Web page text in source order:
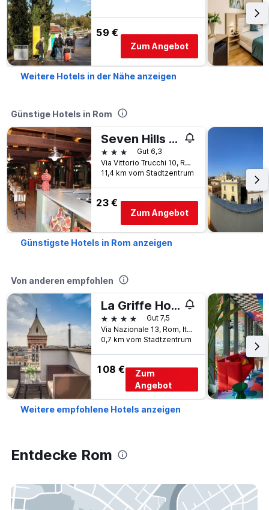
59 €
Zum Angebot
Weitere Hotels in der Nähe anzeigen
Günstige Hotels in Rom
Seven Hills Camping Village
3 SterneGut 6,3
Via Vittorio Trucchi 10, Rom, Italien
11,4 km vom Stadtzentrum
23 €
Zum Angebot
Günstigste Hotels in Rom anzeigen
Von anderen empfohlen
La Griffe Hotel Roma
4 Sterne
Gut 7,5
Via Nazionale 13, Rom, Italien
0,7 km vom Stadtzentrum
108 €
Zum
Angebot
Weitere empfohlene Hotels anzeigen
Entdecke Rom